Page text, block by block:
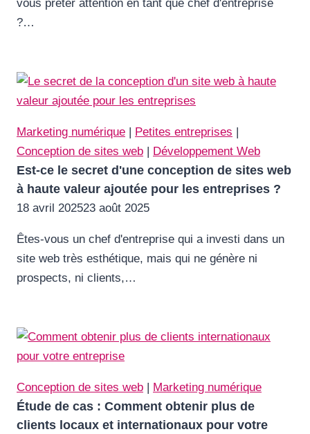
vous prêter attention en tant que chef d'entreprise
?…
Marketing numérique | Petites entreprises |
Conception de sites web | Développement Web
Est-ce le secret d'une conception de sites web
à haute valeur ajoutée pour les entreprises ?
18 avril 202523 août 2025
Êtes-vous un chef d'entreprise qui a investi dans un
site web très esthétique, mais qui ne génère ni
prospects, ni clients,…
Conception de sites web | Marketing numérique
Étude de cas : Comment obtenir plus de
clients locaux et internationaux pour votre